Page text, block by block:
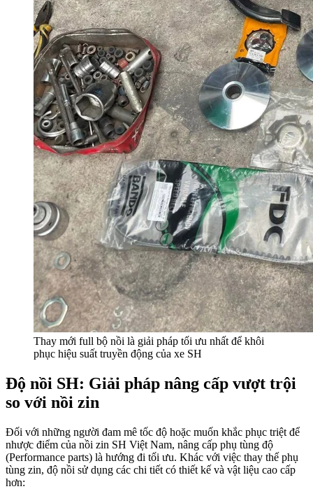
Thay mới full bộ nồi là giải pháp tối ưu nhất để khôi
phục hiệu suất truyền động của xe SH
Độ nồi SH: Giải pháp nâng cấp vượt trội
so với nồi zin
Đối với những người đam mê tốc độ hoặc muốn khắc phục triệt để
nhược điểm của nồi zin SH Việt Nam, nâng cấp phụ tùng độ
(Performance parts) là hướng đi tối ưu. Khác với việc thay thế phụ
tùng zin, độ nồi sử dụng các chi tiết có thiết kế và vật liệu cao cấp
hơn: